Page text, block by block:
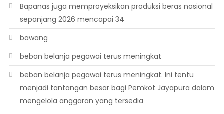
Bapanas juga memproyeksikan produksi beras nasional
sepanjang 2026 mencapai 34
bawang
beban belanja pegawai terus meningkat
beban belanja pegawai terus meningkat. Ini tentu
menjadi tantangan besar bagi Pemkot Jayapura dalam
mengelola anggaran yang tersedia